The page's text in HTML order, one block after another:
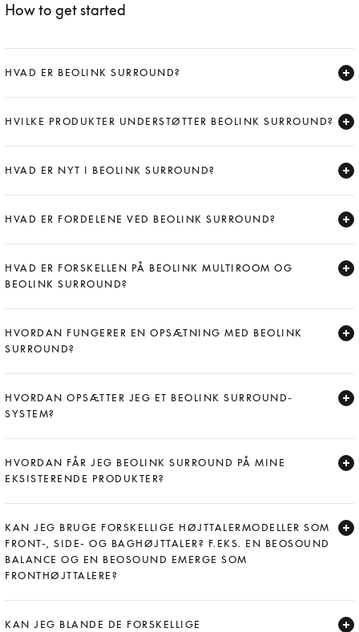
How to get started
HVAD ER BEOLINK SURROUND?
HVILKE PRODUKTER UNDERSTØTTER BEOLINK SURROUND?
HVAD ER NYT I BEOLINK SURROUND?
HVAD ER FORDELENE VED BEOLINK SURROUND?
HVAD ER FORSKELLEN PÅ BEOLINK MULTIROOM OG
BEOLINK SURROUND?
HVORDAN FUNGERER EN OPSÆTNING MED BEOLINK
SURROUND?
HVORDAN OPSÆTTER JEG ET BEOLINK SURROUND-
SYSTEM?
HVORDAN FÅR JEG BEOLINK SURROUND PÅ MINE
EKSISTERENDE PRODUKTER?
KAN JEG BRUGE FORSKELLIGE HØJTTALERMODELLER SOM
FRONT-, SIDE- OG BAGHØJTTALER? F.EKS. EN BEOSOUND
BALANCE OG EN BEOSOUND EMERGE SOM
FRONTHØJTTALERE?
KAN JEG BLANDE DE FORSKELLIGE